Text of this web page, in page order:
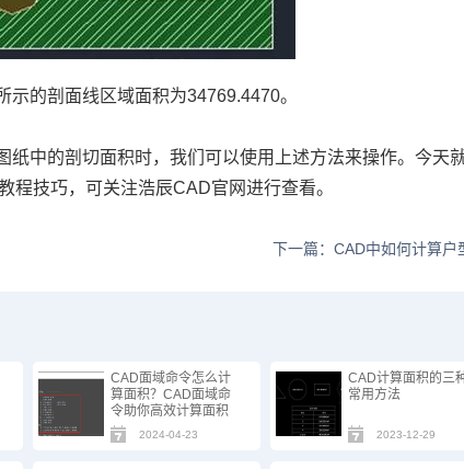
示的剖面线区域面积为34769.4470。
纸中的剖切面积时，我们可以使用上述方法来操作。今天
程技巧，可关注浩辰CAD官网进行查看。
下一篇：CAD中如何计算户
CAD面域命令怎么计
算面积？CAD面域命
令助你高效计算面积
2024-04-23
CAD计算面积的三
常用方法
2023-12-29